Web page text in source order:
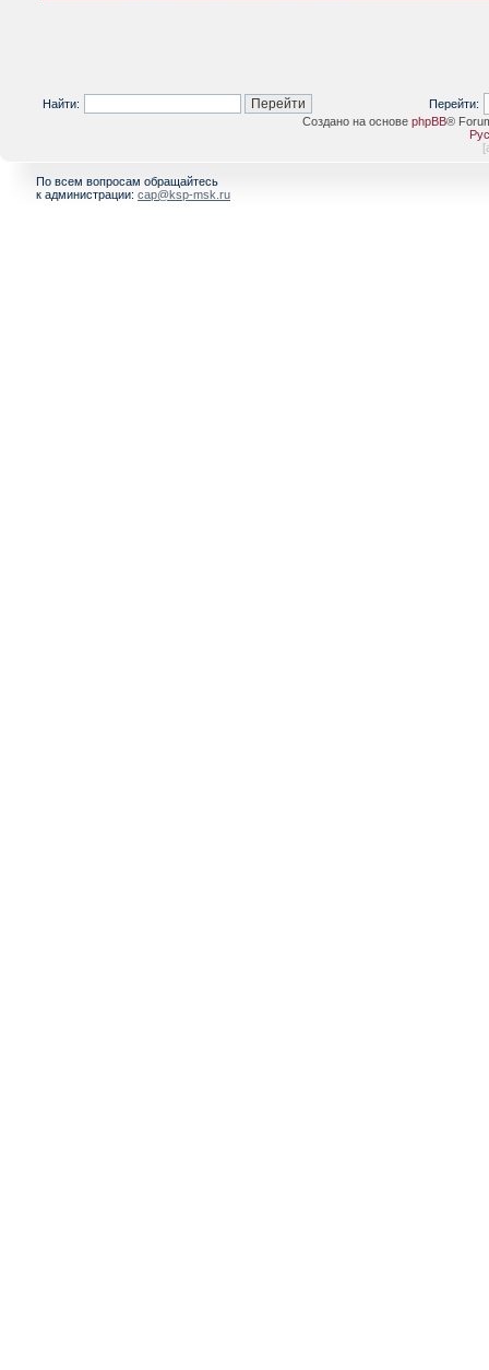
Найти:
Перейти:
Создано на основе phpBB®
[
По всем вопросам обращайтесь
к администрации: cap@ksp-msk.ru